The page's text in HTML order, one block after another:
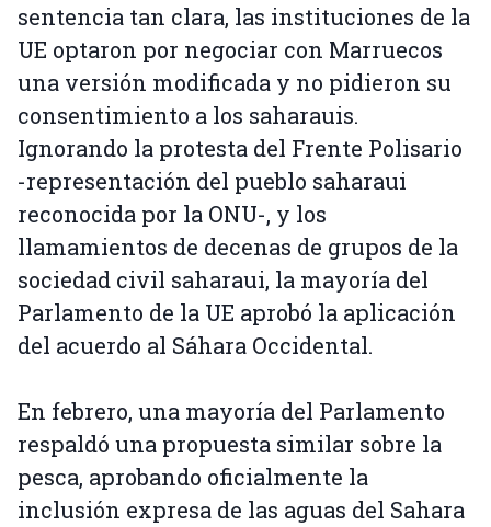
sentencia tan clara, las instituciones de la
UE optaron por negociar con Marruecos
una versión modificada y no pidieron su
consentimiento a los saharauis.
Ignorando la protesta del Frente Polisario
-representación del pueblo saharaui
reconocida por la ONU-, y los
llamamientos de decenas de grupos de la
sociedad civil saharaui, la mayoría del
Parlamento de la UE aprobó la aplicación
del acuerdo al Sáhara Occidental.
En febrero, una mayoría del Parlamento
respaldó una propuesta similar sobre la
pesca, aprobando oficialmente la
inclusión expresa de las aguas del Sahara